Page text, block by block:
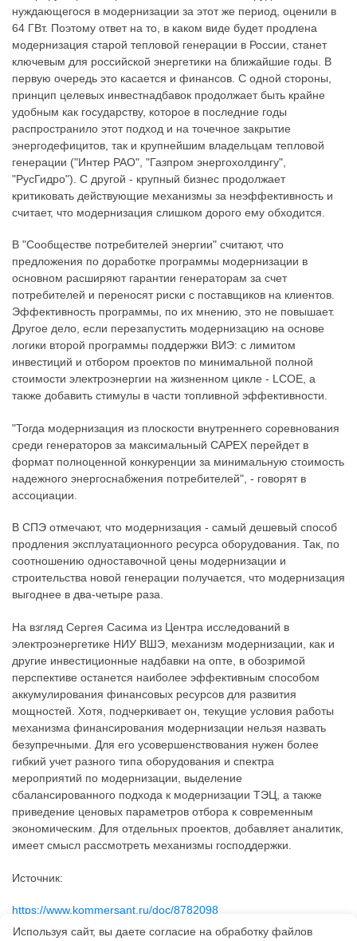
нуждающегося в модернизации за этот же период, оценили в
64 ГВт. Поэтому ответ на то, в каком виде будет продлена
модернизация старой тепловой генерации в России, станет
ключевым для российской энергетики на ближайшие годы. В
первую очередь это касается и финансов. С одной стороны,
принцип целевых инвестнадбавок продолжает быть крайне
удобным как государству, которое в последние годы
распространило этот подход и на точечное закрытие
энергодефицитов, так и крупнейшим владельцам тепловой
генерации ("Интер РАО", "Газпром энергохолдингу",
"РусГидро"). С другой - крупный бизнес продолжает
критиковать действующие механизмы за неэффективность и
считает, что модернизация слишком дорого ему обходится.
В "Сообществе потребителей энергии" считают, что
предложения по доработке программы модернизации в
основном расширяют гарантии генераторам за счет
потребителей и переносят риски с поставщиков на клиентов.
Эффективность программы, по их мнению, это не повышает.
Другое дело, если перезапустить модернизацию на основе
логики второй программы поддержки ВИЭ: с лимитом
инвестиций и отбором проектов по минимальной полной
стоимости электроэнергии на жизненном цикле - LCOE, а
также добавить стимулы в части топливной эффективности.
"Тогда модернизация из плоскости внутреннего соревнования
среди генераторов за максимальный CAPEX перейдет в
формат полноценной конкуренции за минимальную стоимость
надежного энергоснабжения потребителей", - говорят в
ассоциации.
В СПЭ отмечают, что модернизация - самый дешевый способ
продления эксплуатационного ресурса оборудования. Так, по
соотношению одноставочной цены модернизации и
строительства новой генерации получается, что модернизация
выгоднее в два-четыре раза.
На взгляд Сергея Сасима из Центра исследований в
электроэнергетике НИУ ВШЭ, механизм модернизации, как и
другие инвестиционные надбавки на опте, в обозримой
перспективе останется наиболее эффективным способом
аккумулирования финансовых ресурсов для развития
мощностей. Хотя, подчеркивает он, текущие условия работы
механизма финансирования модернизации нельзя назвать
безупречными. Для его усовершенствования нужен более
гибкий учет разного типа оборудования и спектра
мероприятий по модернизации, выделение
сбалансированного подхода к модернизации ТЭЦ, а также
приведение ценовых параметров отбора к современным
экономическим. Для отдельных проектов, добавляет аналитик,
имеет смысл рассмотреть механизмы господдержки.
Источник:
https://www.kommersant.ru/doc/8782098
Используя сайт, вы даете согласие на обработку файлов